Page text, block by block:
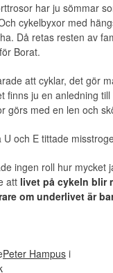
har ju sömmar
cykelbyxor med
Då retas resten av
Borat.
att cyklar, det gör
finns ju en anledning till
görs med en len och
U och E tittade
ingen roll hur mycket
att livet på cykeln blir
om underlivet är
Peter Hampus i